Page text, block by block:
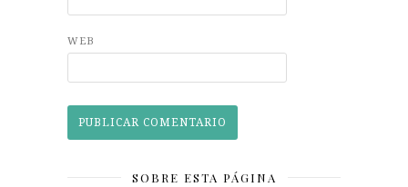
WEB
SOBRE ESTA PÁGINA